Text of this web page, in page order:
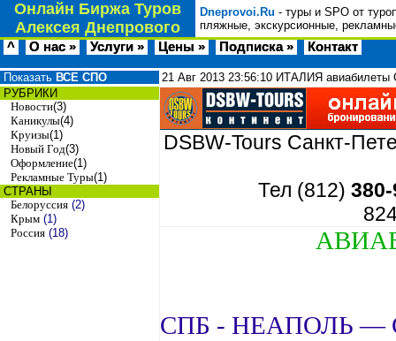
Онлайн Биржа Туров
Алексея Днепрового
Dneprovoi.Ru - туры и SPO от
пляжные, экскурсионные,
^ О нас » Услуги » Цены » Подписка » Контакт
Показать ВСЕ СПО
РУБРИКИ
Новости(3)
Каникулы(4)
Круизы(1)
Новый Год(3)
Оформление(1)
Рекламные Туры(1)
СТРАНЫ
Белоруссия (2)
Крым (1)
Россия (18)
21 Авг 2013 23:56:10 ИТАЛИЯ авиабилеты
DSBW-Tours Санкт-
Тел (812)
СПБ - НЕАПОЛЬ —